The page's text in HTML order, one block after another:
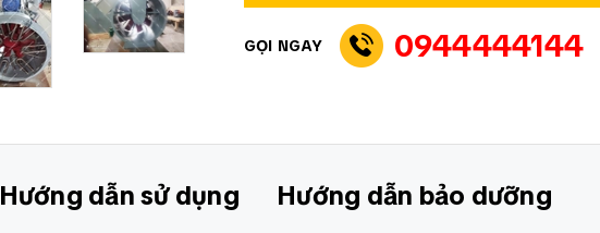
GỌI NGAY 0944444144
Hướng dẫn sử dụng Hướng dẫn bảo dưỡng